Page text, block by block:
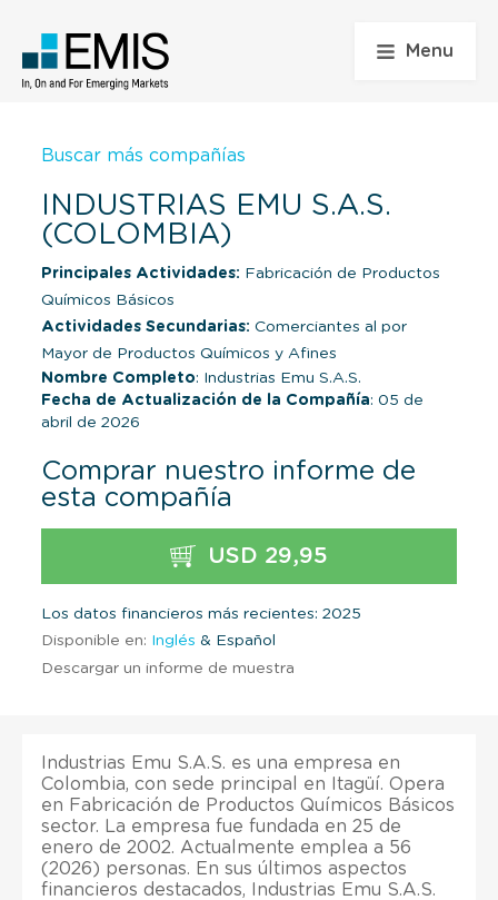
Menu
Buscar más compañías
INDUSTRIAS EMU S.A.S.
(COLOMBIA)
Principales Actividades: Fabricación de Productos
Químicos Básicos
Actividades Secundarias: Comerciantes al por
Mayor de Productos Químicos y Afines
Nombre Completo: Industrias Emu S.A.S.
Fecha de Actualización de la Compañía: 05 de
abril de 2026
Comprar nuestro informe de
esta compañía
USD 29,95
Los datos financieros más recientes: 2025
Disponible en: Inglés & Español
Descargar un informe de muestra
Industrias Emu S.A.S. es una empresa en
Colombia, con sede principal en Itagüí. Opera
en Fabricación de Productos Químicos Básicos
sector. La empresa fue fundada en 25 de
enero de 2002. Actualmente emplea a 56
(2026) personas. En sus últimos aspectos
financieros destacados, Industrias Emu S.A.S.